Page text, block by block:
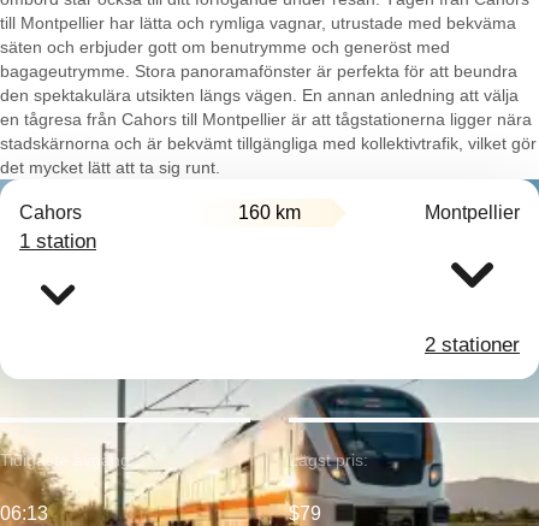
till Montpellier har lätta och rymliga vagnar, utrustade med bekväma
säten och erbjuder gott om benutrymme och generöst med
bagageutrymme. Stora panoramafönster är perfekta för att beundra
den spektakulära utsikten längs vägen. En annan anledning att välja
en tågresa från Cahors till Montpellier är att tågstationerna ligger nära
stadskärnorna och är bekvämt tillgängliga med kollektivtrafik, vilket gör
det mycket lätt att ta sig runt.
Cahors 160 km Montpellier
1 station
2 stationer
Tidigaste avgång:
06:13
Lägst pris:
$79